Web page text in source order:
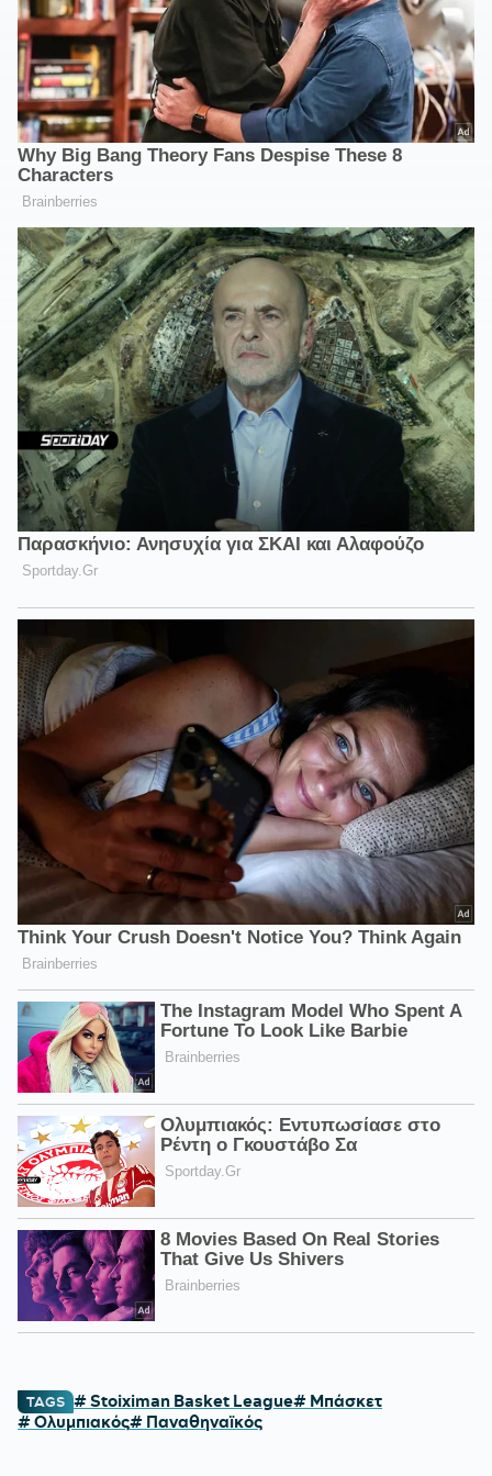
TAGS # Stoiximan Basket League# Μπάσκετ
# Ολυμπιακός# Παναθηναϊκός